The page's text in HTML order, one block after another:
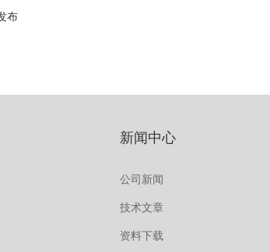
布
新闻中心
公司新闻
技术文章
资料下载